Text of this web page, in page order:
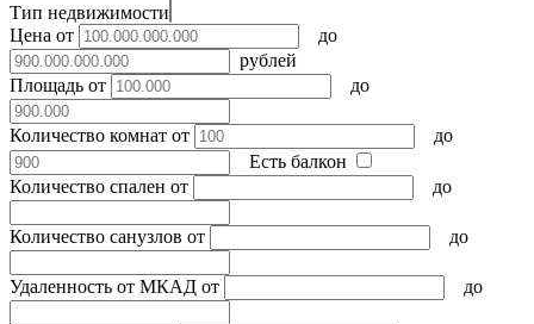
Тип недвижимости
Цена от
до
рублей
Площадь от до
Количество комнат от
до
Есть балкон
Количество спален от до
Количество санузлов от до
Удаленность от МКАД от до